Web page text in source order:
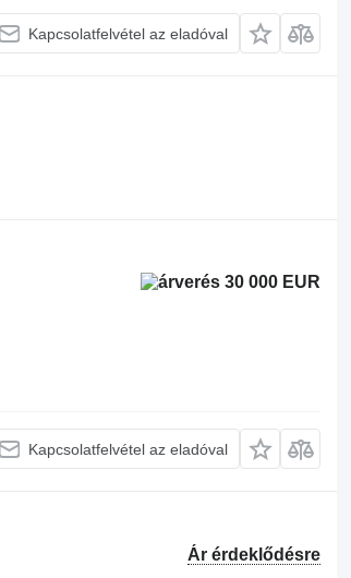
Kapcsolatfelvétel az eladóval
30 000 EUR
Kapcsolatfelvétel az eladóval
Ár érdeklődésre